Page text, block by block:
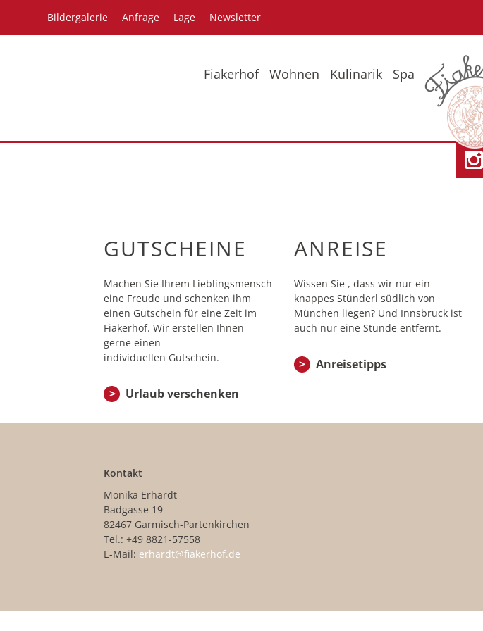
Bildergalerie Anfrage Lage Newsletter
Fiakerhof
Wohnen
Kulinarik Spa
GUTSCHEINE
Machen Sie Ihrem Lieblingsmensch
eine Freude und schenken ihm
einen Gutschein für eine Zeit im
Fiakerhof. Wir erstellen Ihnen
gerne einen
individuellen Gutschein.
Urlaub verschenken
ANREISE
Wissen Sie , dass wir nur ein
knappes Stünderl südlich von
München liegen? Und Innsbruck ist
auch nur eine Stunde entfernt.
Anreisetipps
Kontakt
Monika Erhardt
Badgasse 19
82467 Garmisch-Partenkirchen
Tel.: +49 8821-57558
E-Mail: erhardt@fiakerhof.de